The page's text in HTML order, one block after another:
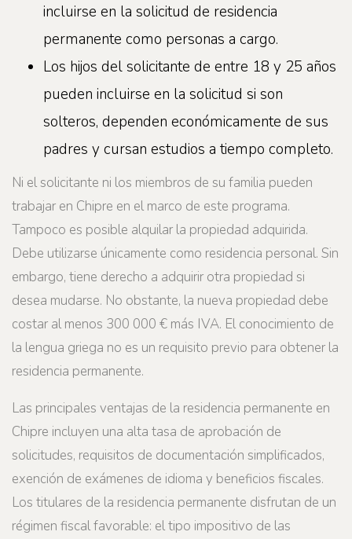
incluirse en la solicitud de residencia
permanente como personas a cargo.
Los hijos del solicitante de entre 18 y 25 años
pueden incluirse en la solicitud si son
solteros, dependen económicamente de sus
padres y cursan estudios a tiempo completo.
Ni el solicitante ni los miembros de su familia pueden
trabajar en Chipre en el marco de este programa.
Tampoco es posible alquilar la propiedad adquirida.
Debe utilizarse únicamente como residencia personal. Sin
embargo, tiene derecho a adquirir otra propiedad si
desea mudarse. No obstante, la nueva propiedad debe
costar al menos 300 000 € más IVA. El conocimiento de
la lengua griega no es un requisito previo para obtener la
residencia permanente.
Las principales ventajas de la residencia permanente en
Chipre incluyen una alta tasa de aprobación de
solicitudes, requisitos de documentación simplificados,
exención de exámenes de idioma y beneficios fiscales.
Los titulares de la residencia permanente disfrutan de un
régimen fiscal favorable: el tipo impositivo de las